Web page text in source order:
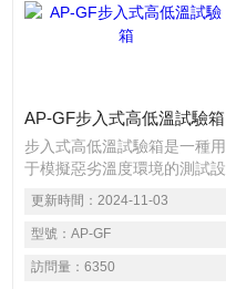
AP-GF步入式高低溫試驗箱
步入式高低溫試驗箱是一種用
于模擬惡劣溫度環境的測試設
備，它可以進行高溫、低溫、
濕熱、干燥等各種環境模擬測
試，并且能夠控制精度較高，
具有穩定的溫度控制、均勻的
溫度分布以及可靠的安全保護
更新時間： 2024-11-03
型號： AP-GF
訪問量： 6350